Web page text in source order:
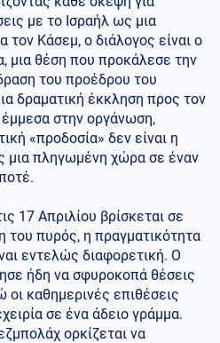
με το Ισραήλ ως μια
τον Κάσεμ, ο διάλογος είναι ο
μια θέση που προκάλεσε την
του προέδρου του
δραματική έκκληση προς τον
στην οργάνωση,
«προδοσία» δεν είναι η
μια πληγωμένη χώρα σε έναν
17 Απριλίου βρίσκεται σε
του πυρός, η πραγματικότητα
εντελώς διαφορετική. Ο
ήδη να σφυροκοπά θέσεις
καθημερινές επιθέσεις
σε ένα άδειο γράμμα.
ορκίζεται να